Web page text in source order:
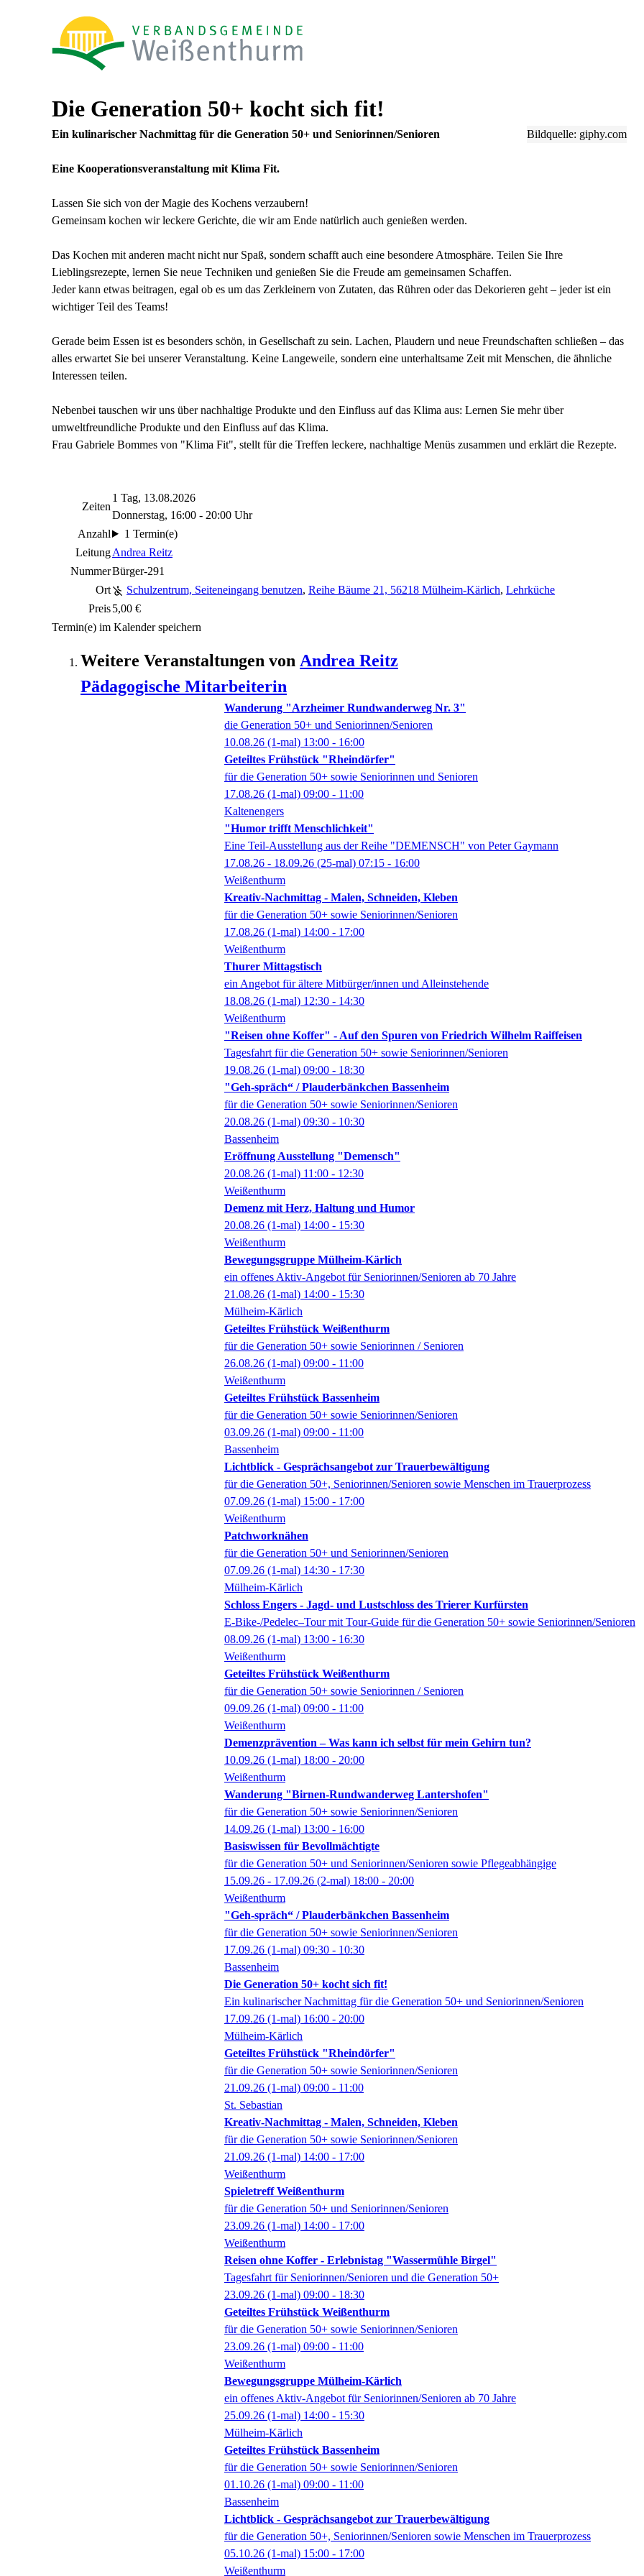
Die Generation 50+ kocht sich fit!
Bildquelle: giphy.com
Ein kulinarischer Nachmittag für die Generation 50+ und Seniorinnen/Senioren
Eine Kooperationsveranstaltung mit Klima Fit.
Lassen Sie sich von der Magie des Kochens verzaubern!
Gemeinsam kochen wir leckere Gerichte, die wir am Ende natürlich auch genießen werden.
Das Kochen mit anderen macht nicht nur Spaß, sondern schafft auch eine besondere Atmosphäre. Teilen Sie Ihre
Lieblingsrezepte, lernen Sie neue Techniken und genießen Sie die Freude am gemeinsamen Schaffen.
Jeder kann etwas beitragen, egal ob es um das Zerkleinern von Zutaten, das Rühren oder das Dekorieren geht – jeder ist ein
wichtiger Teil des Teams!
Gerade beim Essen ist es besonders schön, in Gesellschaft zu sein. Lachen, Plaudern und neue Freundschaften schließen – das
alles erwartet Sie bei unserer Veranstaltung. Keine Langeweile, sondern eine unterhaltsame Zeit mit Menschen, die ähnliche
Interessen teilen.
Nebenbei tauschen wir uns über nachhaltige Produkte und den Einfluss auf das Klima aus: Lernen Sie mehr über
umweltfreundliche Produkte und den Einfluss auf das Klima.
Frau Gabriele Bommes von "Klima Fit", stellt für die Treffen leckere, nachhaltige Menüs zusammen und erklärt die Rezepte.
Zeiten
1 Tag, 13.08.2026
Donnerstag, 16:00 - 20:00 Uhr
Anzahl
1 Termin(e)
LeitungAndrea Reitz
NummerBürger-291
Ort
Schulzentrum, Seiteneingang benutzen, Reihe Bäume 21, 56218 Mülheim-Kärlich, Lehrküche
Preis5,00 €
Termin(e) im Kalender speichern
Weitere Veranstaltungen von Andrea Reitz
Pädagogische Mitarbeiterin
Wanderung "Arzheimer Rundwanderweg Nr. 3"
die Generation 50+ und Seniorinnen/Senioren
10.08.26 (1-mal) 13:00 - 16:00
Geteiltes Frühstück "Rheindörfer"
für die Generation 50+ sowie Seniorinnen und Senioren
17.08.26 (1-mal) 09:00 - 11:00
Kaltenengers
"Humor trifft Menschlichkeit"
Eine Teil-Ausstellung aus der Reihe "DEMENSCH" von Peter Gaymann
17.08.26 - 18.09.26 (25-mal) 07:15 - 16:00
Weißenthurm
Kreativ-Nachmittag - Malen, Schneiden, Kleben
für die Generation 50+ sowie Seniorinnen/Senioren
17.08.26 (1-mal) 14:00 - 17:00
Weißenthurm
Thurer Mittagstisch
ein Angebot für ältere Mitbürger/innen und Alleinstehende
18.08.26 (1-mal) 12:30 - 14:30
Weißenthurm
"Reisen ohne Koffer" - Auf den Spuren von Friedrich Wilhelm Raiffeisen
Tagesfahrt für die Generation 50+ sowie Seniorinnen/Senioren
19.08.26 (1-mal) 09:00 - 18:30
"Geh-spräch“ / Plauderbänkchen Bassenheim
für die Generation 50+ sowie Seniorinnen/Senioren
20.08.26 (1-mal) 09:30 - 10:30
Bassenheim
Eröffnung Ausstellung "Demensch"
20.08.26 (1-mal) 11:00 - 12:30
Weißenthurm
Demenz mit Herz, Haltung und Humor
20.08.26 (1-mal) 14:00 - 15:30
Weißenthurm
Bewegungsgruppe Mülheim-Kärlich
ein offenes Aktiv-Angebot für Seniorinnen/Senioren ab 70 Jahre
21.08.26 (1-mal) 14:00 - 15:30
Mülheim-Kärlich
Geteiltes Frühstück Weißenthurm
für die Generation 50+ sowie Seniorinnen / Senioren
26.08.26 (1-mal) 09:00 - 11:00
Weißenthurm
Geteiltes Frühstück Bassenheim
für die Generation 50+ sowie Seniorinnen/Senioren
03.09.26 (1-mal) 09:00 - 11:00
Bassenheim
Lichtblick - Gesprächsangebot zur Trauerbewältigung
für die Generation 50+, Seniorinnen/Senioren sowie Menschen im Trauerprozess
07.09.26 (1-mal) 15:00 - 17:00
Weißenthurm
Patchworknähen
für die Generation 50+ und Seniorinnen/Senioren
07.09.26 (1-mal) 14:30 - 17:30
Mülheim-Kärlich
Schloss Engers - Jagd- und Lustschloss des Trierer Kurfürsten
E-Bike-/Pedelec–Tour mit Tour-Guide für die Generation 50+ sowie Seniorinnen/Senioren
08.09.26 (1-mal) 13:00 - 16:30
Weißenthurm
Geteiltes Frühstück Weißenthurm
für die Generation 50+ sowie Seniorinnen / Senioren
09.09.26 (1-mal) 09:00 - 11:00
Weißenthurm
Demenzprävention – Was kann ich selbst für mein Gehirn tun?
10.09.26 (1-mal) 18:00 - 20:00
Weißenthurm
Wanderung "Birnen-Rundwanderweg Lantershofen"
für die Generation 50+ sowie Seniorinnen/Senioren
14.09.26 (1-mal) 13:00 - 16:00
Basiswissen für Bevollmächtigte
für die Generation 50+ und Seniorinnen/Senioren sowie Pflegeabhängige
15.09.26 - 17.09.26 (2-mal) 18:00 - 20:00
Weißenthurm
"Geh-spräch“ / Plauderbänkchen Bassenheim
für die Generation 50+ sowie Seniorinnen/Senioren
17.09.26 (1-mal) 09:30 - 10:30
Bassenheim
Die Generation 50+ kocht sich fit!
Ein kulinarischer Nachmittag für die Generation 50+ und Seniorinnen/Senioren
17.09.26 (1-mal) 16:00 - 20:00
Mülheim-Kärlich
Geteiltes Frühstück "Rheindörfer"
für die Generation 50+ sowie Seniorinnen/Senioren
21.09.26 (1-mal) 09:00 - 11:00
St. Sebastian
Kreativ-Nachmittag - Malen, Schneiden, Kleben
für die Generation 50+ sowie Seniorinnen/Senioren
21.09.26 (1-mal) 14:00 - 17:00
Weißenthurm
Spieletreff Weißenthurm
für die Generation 50+ und Seniorinnen/Senioren
23.09.26 (1-mal) 14:00 - 17:00
Weißenthurm
Reisen ohne Koffer - Erlebnistag "Wassermühle Birgel"
Tagesfahrt für Seniorinnen/Senioren und die Generation 50+
23.09.26 (1-mal) 09:00 - 18:30
Geteiltes Frühstück Weißenthurm
für die Generation 50+ sowie Seniorinnen/Senioren
23.09.26 (1-mal) 09:00 - 11:00
Weißenthurm
Bewegungsgruppe Mülheim-Kärlich
ein offenes Aktiv-Angebot für Seniorinnen/Senioren ab 70 Jahre
25.09.26 (1-mal) 14:00 - 15:30
Mülheim-Kärlich
Geteiltes Frühstück Bassenheim
für die Generation 50+ sowie Seniorinnen/Senioren
01.10.26 (1-mal) 09:00 - 11:00
Bassenheim
Lichtblick - Gesprächsangebot zur Trauerbewältigung
für die Generation 50+, Seniorinnen/Senioren sowie Menschen im Trauerprozess
05.10.26 (1-mal) 15:00 - 17:00
Weißenthurm